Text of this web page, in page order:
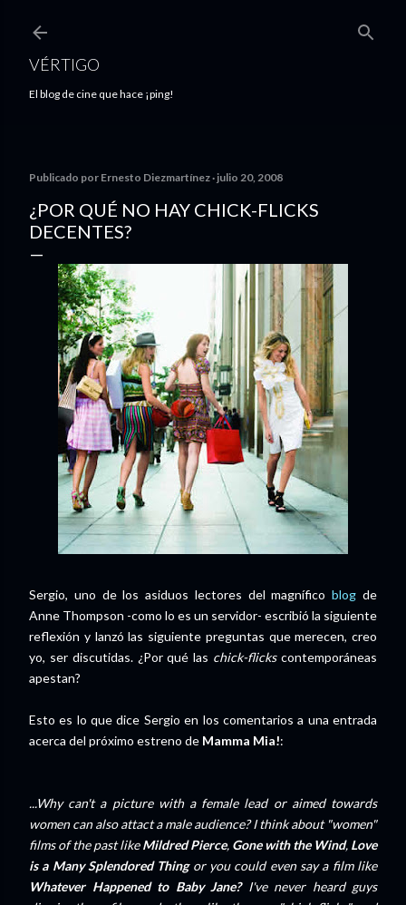
VÉRTIGO
El blog de cine que hace ¡ping!
Publicado por Ernesto Diezmartínez julio 20, 2008
¿POR QUÉ NO HAY CHICK-FLICKS
DECENTES?
Sergio, uno de los asiduos lectores del magníficoblogde
Anne Thompson -como lo es un servidor- escribió la siguiente
reflexión y lanzó las siguiente preguntas que merecen, creo
yo, ser discutidas. ¿Por qué las chick-flickscontemporáneas
apestan?
Esto es lo que dice Sergio en los comentarios a una entrada
acerca del próximo estreno de Mamma Mia!:
...Why can't a picture with a female lead or aimed towards
women can also attact a male audience? I think about "women"
films of the past likeMildred Pierce, Gone with the Wind, Love
is a Many Splendored Thingor you could even say a film like
Whatever Happened to Baby Jane?I've never heard guys